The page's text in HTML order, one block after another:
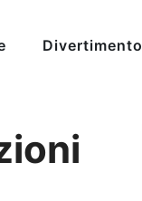
Divertimento